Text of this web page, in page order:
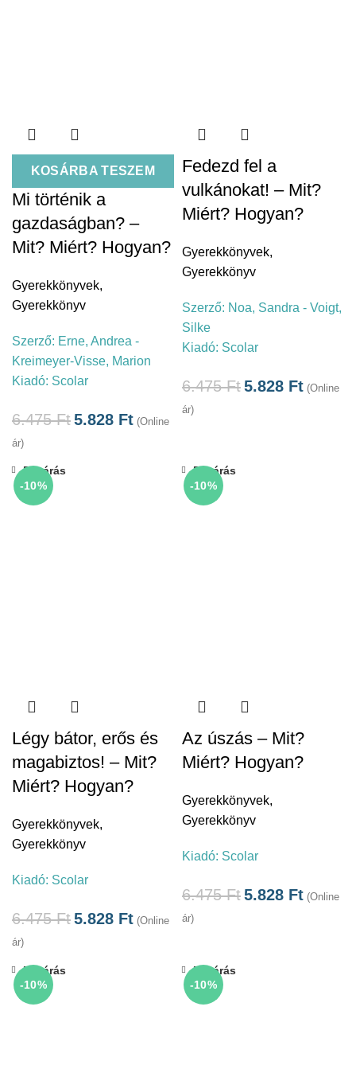
KOSÁRBA TESZEM
Mi történik a
gazdaságban? –
Mit? Miért? Hogyan?
Gyerekkönyvek,
Gyerekkönyv
Szerző: Erne, Andrea -
Kreimeyer-Visse, Marion
Kiadó: Scolar
6.475Ft5.828 Ft (Online
ár)
Fedezd fel a
vulkánokat! – Mit?
Miért? Hogyan?
Gyerekkönyvek,
Gyerekkönyv
Szerző: Noa, Sandra - Voigt,
Silke
Kiadó: Scolar
6.475Ft5.828 Ft (Online
ár)
-10%
Bezárás
Légy bátor, erős és
magabiztos! – Mit?
Miért? Hogyan?
Gyerekkönyvek,
Gyerekkönyv
Kiadó: Scolar
6.475Ft5.828 Ft (Online
ár)
-10%
Bezárás
Az úszás – Mit?
Miért? Hogyan?
Gyerekkönyvek,
Gyerekkönyv
Kiadó: Scolar
6.475Ft5.828 Ft (Online
ár)
-10%
Bezárás
-10%
Bezárás